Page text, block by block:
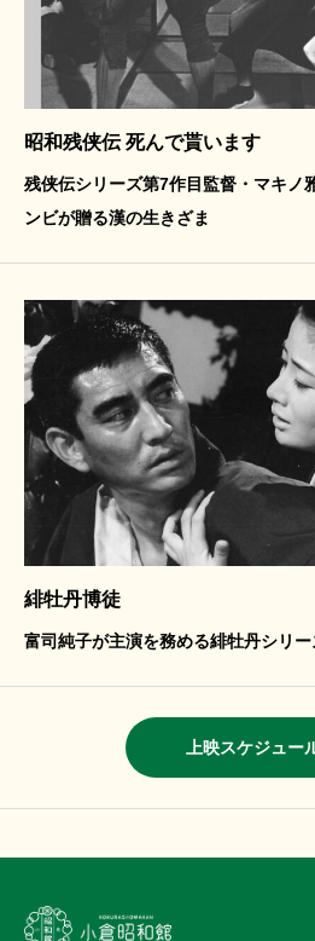
昭和残侠伝 死んで貰います
残侠伝シリーズ第7作目監督・マキノ
ンビが贈る漢の生きざま
緋牡丹博徒
富司純子が主演を務める緋牡丹シリー
上映スケジュー